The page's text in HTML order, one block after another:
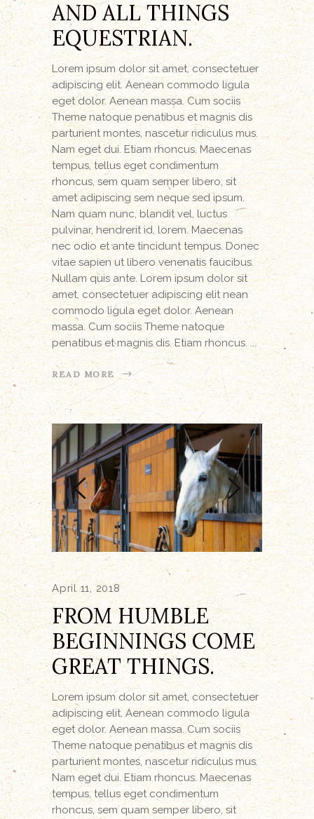
AND ALL THINGS
EQUESTRIAN.
Lorem ipsum dolor sit amet, consectetuer
adipiscing elit. Aenean commodo ligula
eget dolor. Aenean massa. Cum sociis
Theme natoque penatibus et magnis dis
parturient montes, nascetur ridiculus mus.
Nam eget dui. Etiam rhoncus. Maecenas
tempus, tellus eget condimentum
rhoncus, sem quam semper libero, sit
amet adipiscing sem neque sed ipsum.
Nam quam nunc, blandit vel, luctus
pulvinar, hendrerit id, lorem. Maecenas
nec odio et ante tincidunt tempus. Donec
vitae sapien ut libero venenatis faucibus.
Nullam quis ante. Lorem ipsum dolor sit
amet, consectetuer adipiscing elit nean
commodo ligula eget dolor. Aenean
massa. Cum sociis Theme natoque
penatibus et magnis dis. Etiam rhoncus.
READ MORE
April 11, 2018
FROM HUMBLE
BEGINNINGS COME
GREAT THINGS.
Lorem ipsum dolor sit amet, consectetuer
adipiscing elit. Aenean commodo ligula
eget dolor. Aenean massa. Cum sociis
Theme natoque penatibus et magnis dis
parturient montes, nascetur ridiculus mus.
Nam eget dui. Etiam rhoncus. Maecenas
tempus, tellus eget condimentum
rhoncus, sem quam semper libero, sit